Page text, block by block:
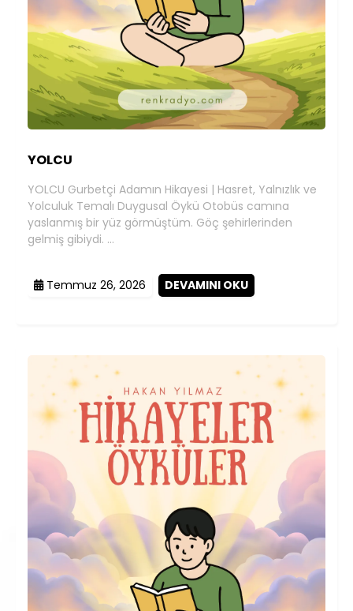
YOLCU
YOLCU Gurbetçi Adamın Hikayesi | Hasret, Yalnızlık ve
Yolculuk Temalı Duygusal Öykü Otobüs camına
yaslanmış bir yüz görmüştüm. Göç şehirlerinden
gelmiş gibiydi. …
Temmuz 26, 2026 DEVAMINI OKU